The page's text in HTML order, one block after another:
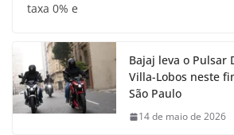
taxa 0% e
Bajaj leva o Pulsar
Villa-Lobos neste
São Paulo
14 de maio de 2026